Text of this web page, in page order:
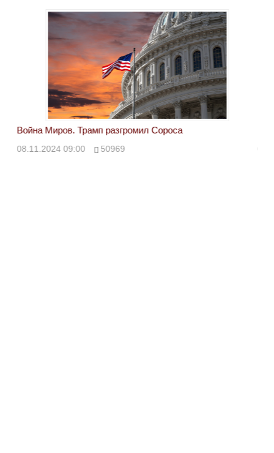
Война Миров. Трамп разгромил Сороса
08.11.2024 09:00 50969